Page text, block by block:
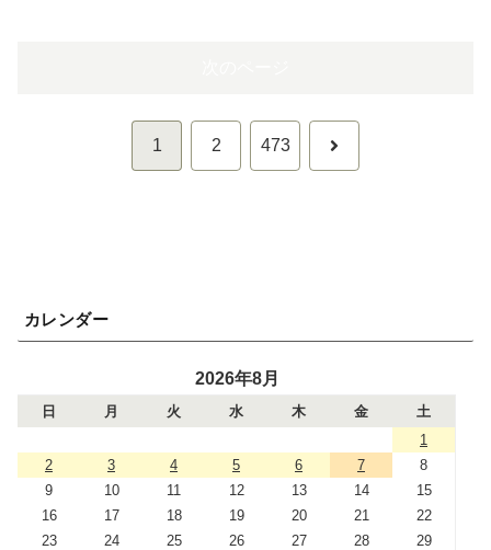
1 2 473 次
カレンダー
2026年8月
日 月 火 水 木 金
土
1
2
3 4 5 6 7
8
9
10 11 12 13 14
15
16
17 18 19 20 21
22
23
24 25 26 27 28
29